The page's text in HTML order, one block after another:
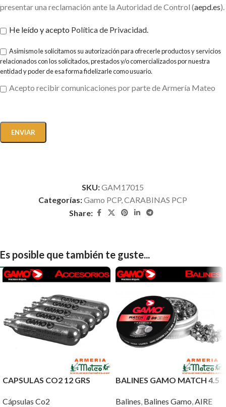
presentar una reclamación ante la Autoridad de Control (aepd.es).
He leído y acepto Política de Privacidad.
Asimismo le solicitamos su autorización para ofrecerle productos y servicios
relacionados con los solicitados, prestados y/o comercializados por nuestra
entidad y poder de esa forma fidelizarle como usuario.
Acepto recibir comunicaciones por parte de Armería Mateo
SKU:GAM17015
Categorías:Gamo PCP,CARABINAS PCP
Share:
Es posible que también te guste...
CAPSULAS CO2 12 GRS
Cápsulas Co2
BALINES GAMO MATCH 4.5
Balines, Balines Gamo,AIRE